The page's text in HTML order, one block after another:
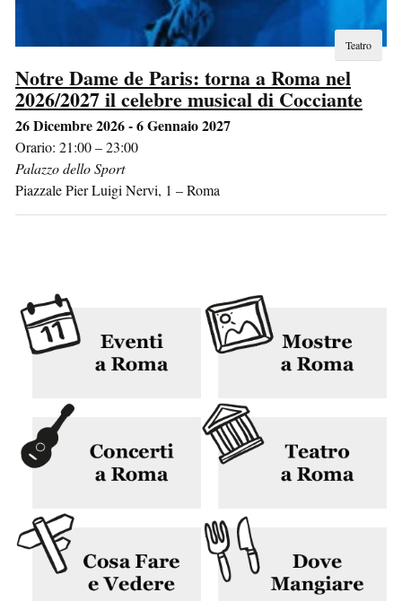
Teatro
Notre Dame de Paris: torna a Roma nel
2026/2027 il celebre musical di Cocciante
26 Dicembre 2026 - 6 Gennaio 2027
Orario: 21:00 – 23:00
Palazzo dello Sport
Piazzale Pier Luigi Nervi, 1 –Roma